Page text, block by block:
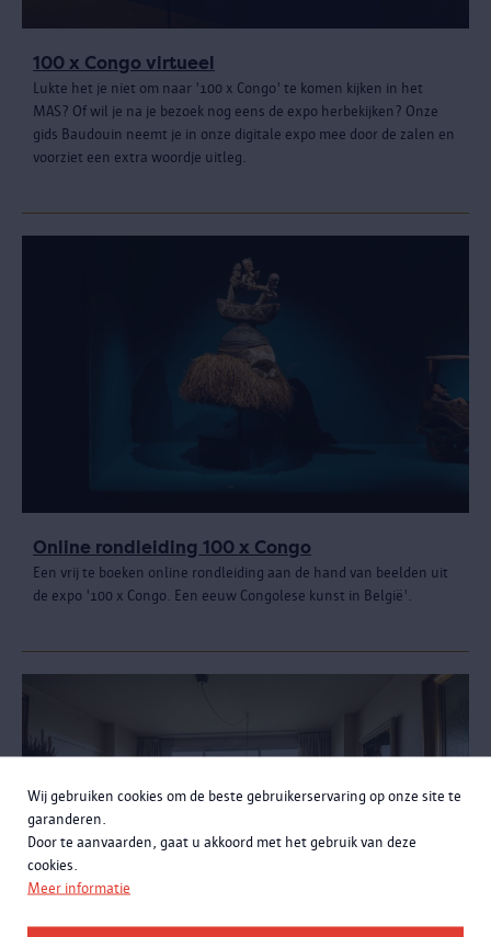
Wij gebruiken cookies om de beste gebruikerservaring op onze site te
garanderen.
Door te aanvaarden, gaat u akkoord met het gebruik van deze
cookies.
Meer informatie
100 x Congo virtueel
Lukte het je niet om naar '100 x Congo' te komen kijken in het
MAS? Of wil je na je bezoek nog eens de expo herbekijken? Onze
gids Baudouin neemt je in onze digitale expo mee door de zalen en
voorziet een extra woordje uitleg.
Online rondleiding 100 x Congo
Een vrij te boeken online rondleiding aan de hand van beelden uit
de expo '100 x Congo. Een eeuw Congolese kunst in België'.